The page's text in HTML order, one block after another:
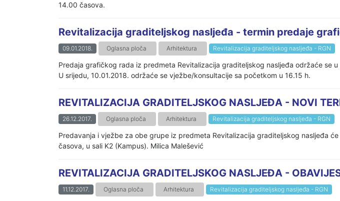
14.00 časova.
Revitalizacija graditeljskog nasljeđa - termin predaje
09.01.2018. Oglasna ploča Arhitektura Revitalizacija graditeljskog nasljeđa - RGN
Predaja grafičkog rada iz predmeta Revitalizacija graditeljskog nasljeđa održaće se
U srijedu, 10.01.2018. održaće se vježbe/konsultacije sa početkom u 16.15 h.
REVITALIZACIJA GRADITELJSKOG NASLJEĐA - NOVI
26.12.2017. Oglasna ploča Arhitektura Revitalizacija graditeljskog nasljeđa - RGN
Predavanja i vježbe za obe grupe iz predmeta Revitalizacija graditeljskog nasljeđa
časova, u sali K2 (Kampus). Milica Malešević
REVITALIZACIJA GRADITELJSKOG NASLJEĐA -
11.12.2017. Oglasna ploča Arhitektura Revitalizacija graditeljskog nasljeđa - RGN